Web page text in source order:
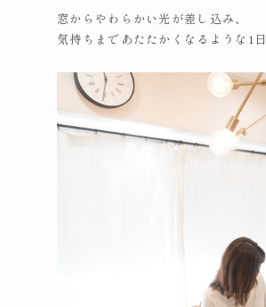
窓からやわらかい光が差し込み、
気持ちまであたたかくなるような1日